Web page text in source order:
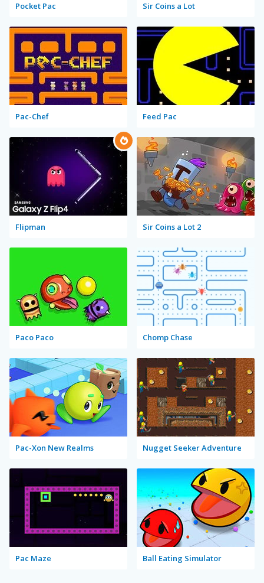
Pocket Pac Sir Coins a Lot
Pac-Chef Feed Pac
Flipman Sir Coins a Lot 2
Paco Paco Chomp Chase
Pac-Xon New Realms Nugget Seeker Adventure
Pac Maze Ball Eating Simulator